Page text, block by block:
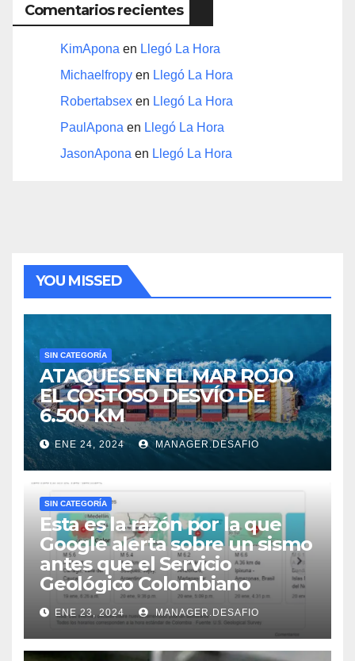
Comentarios recientes
KimApona en Llegó La Hora
Michaelfropy en Llegó La Hora
Robertabsex en Llegó La Hora
PaulApona en Llegó La Hora
JasonApona en Llegó La Hora
YOU MISSED
SIN CATEGORÍA
ATAQUES EN EL MAR ROJO
EL COSTOSO DESVÍO DE
6.500 KM
ENE 24, 2024 MANAGER.DESAFIO
SIN CATEGORÍA
Esta es la razón por la que
Google alerta sobre un sismo
antes que el Servicio
Geológico Colombiano
ENE 23, 2024 MANAGER.DESAFIO